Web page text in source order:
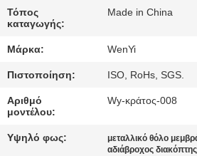
ΜΑΣ
ΕΛΆΤΕ
ΣΕ
ΕΠΑΦΉ
ΜΕ
Τόπος
καταγωγής:
Made in China
Μάρκα: WenYi
Πιστοποίηση: ISO, RoHs, SGS.
Αριθμό
μοντέλου:
Wy-κράτος-008
Υψηλό φως: μεταλλικό θόλο
αδιάβροχος